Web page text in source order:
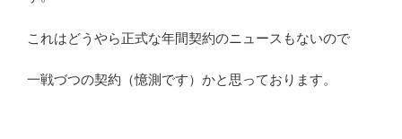
これはどうやら正式な年間契約のニュースもないので
一戦づつの契約（憶測です）かと思っております。